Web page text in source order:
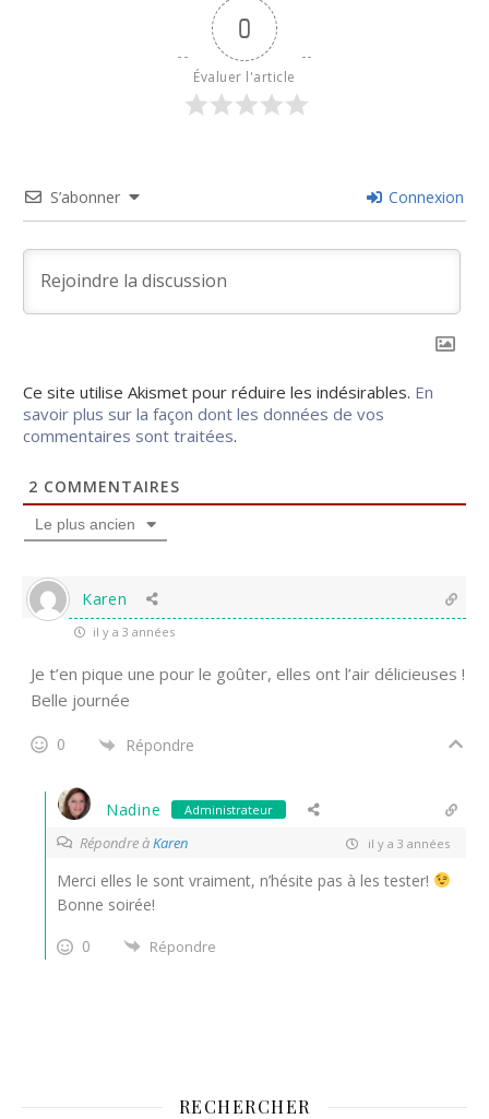
0
Évaluer l'article
S’abonner Connexion
Ce site utilise Akismet pour réduire les indésirables. En
savoir plus sur la façon dont les données de vos
commentaires sont traitées.
2 COMMENTAIRES
Le plus ancien
Karen
il y a 3 années
Je t’en pique une pour le goûter, elles ont l’air délicieuses !
Belle journée
0 Répondre
Nadine Administrateur
Répondre àKaren il y a 3 années
Merci elles le sont vraiment, n’hésite pas à les tester!
Bonne soirée!
0
Répondre
RECHERCHER